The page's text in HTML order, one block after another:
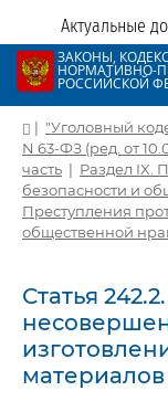
Актуальные
ЗАКОНЫ,
НОРМАТИВНО-
РОССИЙСКОЙ
| "Уголовный
N 63-ФЗ (ред. от
часть | Раздел IX.
безопасности и
Преступления
общественной
Статья